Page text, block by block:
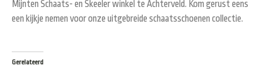
Mijnten Schaats- en Skeeler winkel te Achterveld. Kom gerust eens
een kijkje nemen voor onze uitgebreide schaatsschoenen collectie.
Gerelateerd